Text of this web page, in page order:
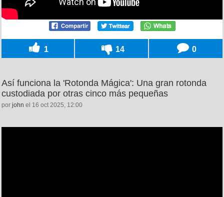
1 14 0
Así funciona la 'Rotonda Mágica': Una gran rotonda
custodiada por otras cinco más pequeñas
por john el 16 oct 2025, 12:00